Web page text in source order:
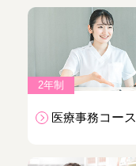
2年制
医療事務コース